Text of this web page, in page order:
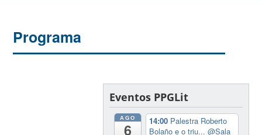
Programa
Eventos PPGLit
AGO
6
14:00 Palestra Roberto
Bolaño e o triu...@Sala